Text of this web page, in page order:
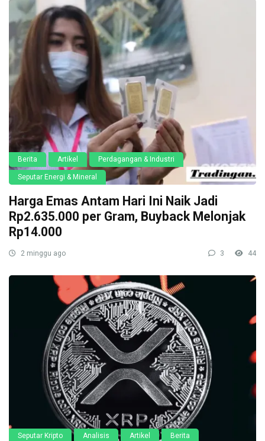
Berita Artikel Perdagangan & Industri
Seputar Energi & Mineral
Harga Emas Antam Hari Ini Naik Jadi
Rp2.635.000 per Gram, Buyback Melonjak
Rp14.000
2 minggu ago 3 44
Seputar Kripto Analisis Artikel Berita